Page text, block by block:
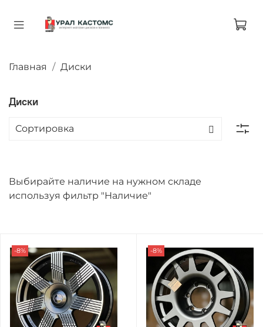
Главная Диски
Диски
Выбирайте наличие на нужном складе
используя фильтр "Наличие"
-8% -8%